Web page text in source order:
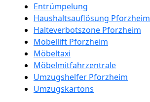
Entrümpelung
Haushaltsauflösung Pforzheim
Halteverbotszone Pforzheim
Möbellift Pforzheim
Möbeltaxi
Möbelmitfahrzentrale
Umzugshelfer Pforzheim
Umzugskartons